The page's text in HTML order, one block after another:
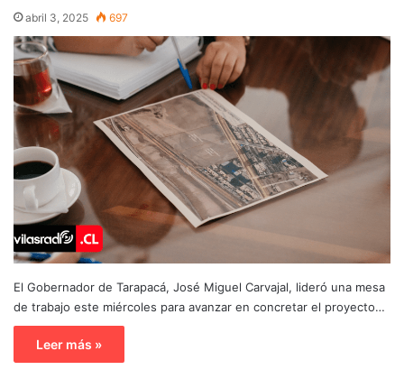
abril 3, 2025 697
El Gobernador de Tarapacá, José Miguel Carvajal, lideró una mesa
de trabajo este miércoles para avanzar en concretar el proyecto…
Leer más »